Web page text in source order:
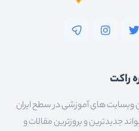
راکت
وبسایت های آموزشی در سطح ایران
جدیدترین و بروزترین مقالات و